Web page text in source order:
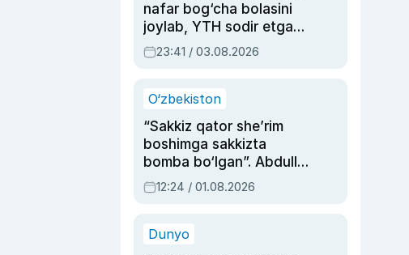
nafar bog‘cha bolasini
joylab, YTH sodir etgan
ayolga sud hukmi o‘qildi
23:41 / 03.08.2026
O‘zbekiston
“Sakkiz qator she’rim
boshimga sakkizta
bomba bo‘lgan”. Abdulla
Oripovni siyosiy
ayblovlardan asrab
12:24 / 01.08.2026
Dunyo